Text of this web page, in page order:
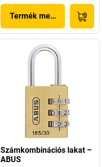
Termék megjelenítése
Számkombinációs lakat –
ABUS